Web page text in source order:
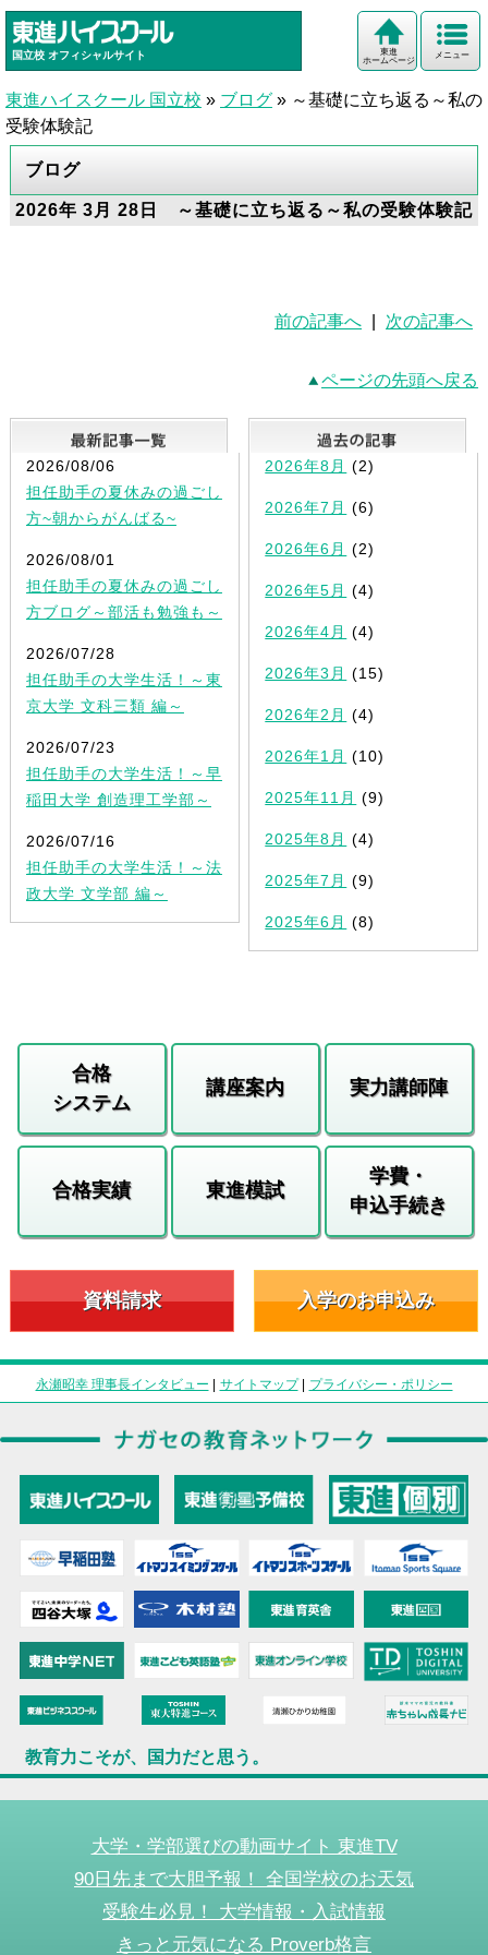
国立校 オフィシャルサイト メニュー
東進
ホームページ
東進ハイスクール 国立校 » ブログ » ～基礎に立ち返る～私の
受験体験記
ブログ
2026年 3月 28日 ～基礎に立ち返る～私の受験体験記
前の記事へ 次の記事へ
ページの先頭へ戻る
最新記事一覧
2026/08/06
担任助手の夏休みの過ごし
方~朝からがんばる~
2026/08/01
担任助手の夏休みの過ごし
方ブログ～部活も勉強も～
2026/07/28
担任助手の大学生活！～東
京大学 文科三類 編～
2026/07/23
担任助手の大学生活！～早
稲田大学 創造理工学部～
2026/07/16
担任助手の大学生活！～法
政大学 文学部 編～
2026年8月 (2)
2026年7月 (6)
2026年6月 (2)
2026年5月 (4)
2026年4月 (4)
2026年3月 (15)
2026年2月 (4)
2026年1月 (10)
2025年11月 (9)
2025年8月 (4)
2025年7月 (9)
2025年6月 (8)
合格
システム
講座案内 実力講師陣
合格実績 東進模試
学費・
申込手続き
資料請求 入学のお申込み
永瀬昭幸 理事長インタビュー | サイトマップ| プライバシー・ポリシー
教育力こそが、国力だと思う。
大学・学部選びの動画サイト 東進TV
90日先まで大胆予報！ 全国学校のお天気
受験生必見！ 大学情報・入試情報
きっと元気になる Proverb格言